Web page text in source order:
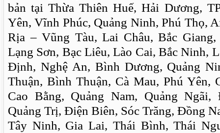
bản tại Thừa Thiên Huế, Hải Dương,
Yên, Vĩnh Phúc, Quảng Ninh, Phú Thọ,
Rịa – Vũng Tàu, Lai Châu, Bắc
Lạng Sơn, Bạc Liêu, Lào Cai, Bắc Ninh,
Định, Nghệ An, Bình Dương, Quảng
Thuận, Bình Thuận, Cà Mau, Phú Yên,
Cao Bằng, Quảng Nam, Quảng
Quảng Trị, Điện Biên, Sóc Trăng, Đồng
Tây Ninh, Gia Lai, Thái Bình, Thái